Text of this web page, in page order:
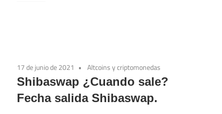
17 de junio de 2021 Altcoins y criptomonedas
Shibaswap ¿Cuando sale?
Fecha salida Shibaswap.